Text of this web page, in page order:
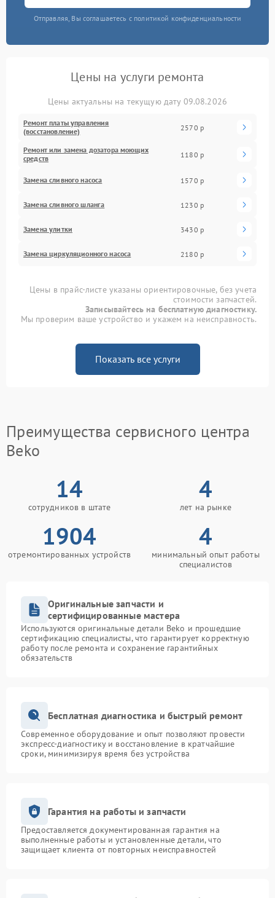
Отправляя, Вы соглашаетесь с политикой конфиденциальности
Цены на услуги ремонта
Цены актуальны на текущую дату 09.08.2026
Ремонт платы управления
(восстановление)
2570 р
Ремонт или замена дозатора моющих
средств
1180 р
Замена сливного насоса 1570 р
Замена сливного шланга 1230 р
Замена улитки 3430 р
Замена циркуляционного насоса 2180 р
Цены в прайс-листе указаны ориентировочные, без учета
стоимости запчастей.
Записывайтесь на бесплатную диагностику.
Мы проверим ваше устройство и укажем на неисправность.
Показать все услуги
Преимущества сервисного центра
Beko
14
сотрудников в штате
4
лет на рынке
1904
отремонтированных устройств
4
минимальный опыт работы
специалистов
Оригинальные запчасти и
сертифицированные мастера
Используются оригинальные детали Beko и прошедшие
сертификацию специалисты, что гарантирует корректную
работу после ремонта и сохранение гарантийных
обязательств
Бесплатная диагностика и быстрый ремонт
Современное оборудование и опыт позволяют провести
экспресс-диагностику и восстановление в кратчайшие
сроки, минимизируя время без устройства
Гарантия на работы и запчасти
Предоставляется документированная гарантия на
выполненные работы и установленные детали, что
защищает клиента от повторных неисправностей